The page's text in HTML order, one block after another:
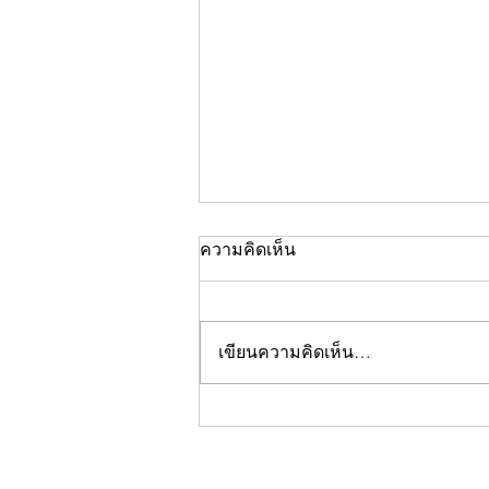
คอลัมน์"จับชีพจรวงการ
ความคิดเห็น
เขียนความคิดเห็น…